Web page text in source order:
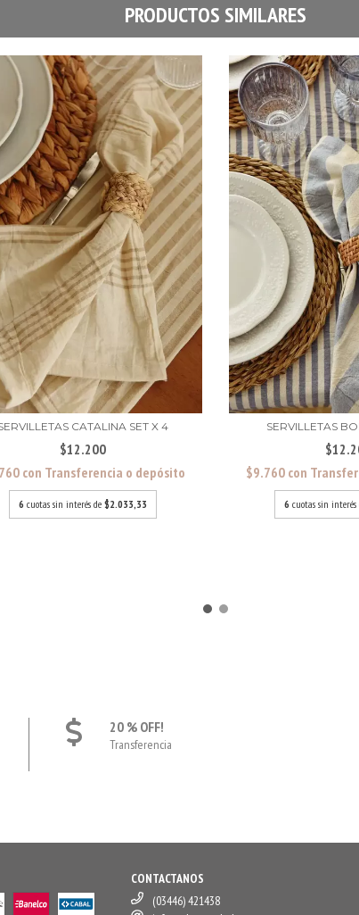
PRODUCTOS SIMILARES
CATALINA SET X 4
$12.200
con Transferencia o depósito
6 cuotas sin interés de$2.033,33
SERVILLETAS
$9.760 con
6 cuotas sin interés
20 % OFF!
Transferencia
CONTACTANOS
(03446) 421438